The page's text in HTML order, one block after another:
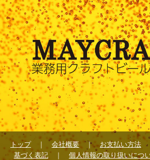
トップ｜ 会社概要 ｜お支払い方法
基づく表記 ｜ 個人情報の取り扱いにつ